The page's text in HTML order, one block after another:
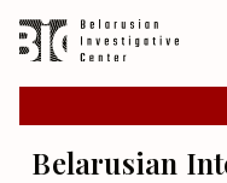
Belarusian